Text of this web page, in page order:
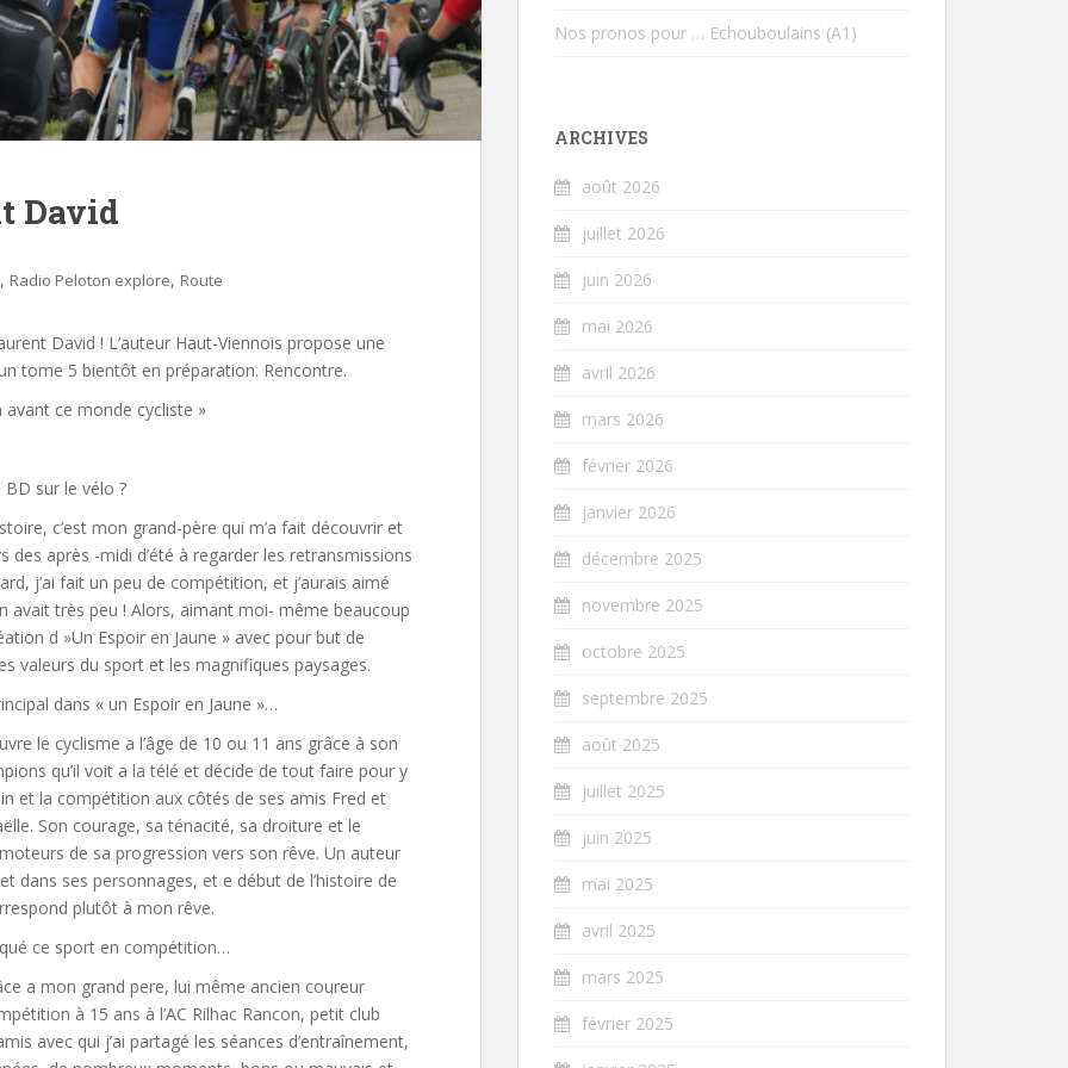
David
, Radio Peloton explore, Route
David ! L’auteur Haut-Viennois propose une
tome 5 bientôt en préparation. Rencontre.
avant ce monde cycliste »
sur le vélo ?
c’est mon grand-père qui m’a fait découvrir et
après -midi d’été à regarder les retransmissions
j’ai fait un peu de compétition, et j’aurais aimé
avait très peu ! Alors, aimant moi- même beaucoup
d »Un Espoir en Jaune » avec pour but de
valeurs du sport et les magnifiques paysages.
dans « un Espoir en Jaune »…
le cyclisme a l’âge de 10 ou 11 ans grâce à son
qu’il voit a la télé et décide de tout faire pour y
et la compétition aux côtés de ses amis Fred et
Son courage, sa ténacité, sa droiture et le
de sa progression vers son rêve. Un auteur
dans ses personnages, et e début de l’histoire de
plutôt à mon rêve.
ce sport en compétition…
a mon grand pere, lui même ancien coureur
à 15 ans à l’AC Rilhac Rancon, petit club
avec qui j’ai partagé les séances d’entraînement,
Nos pronos pour … Echouboulains (A1)
ARCHIVES
août 2026
juillet 2026
juin 2026
mai 2026
avril 2026
mars 2026
février 2026
janvier 2026
décembre 2025
novembre 2025
octobre 2025
septembre 2025
août 2025
juillet 2025
juin 2025
mai 2025
avril 2025
mars 2025
février 2025